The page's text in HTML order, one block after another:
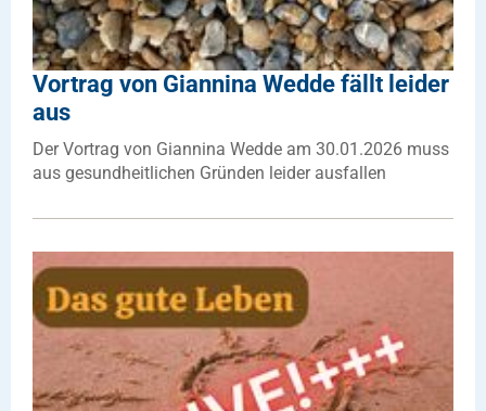
Vortrag von Giannina Wedde fällt leider
aus
Der Vortrag von Giannina Wedde am 30.01.2026 muss
aus gesundheitlichen Gründen leider ausfallen